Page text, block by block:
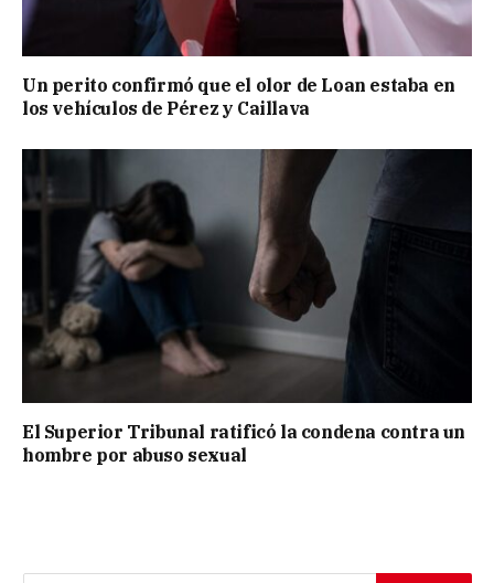
Un perito confirmó que el olor de Loan estaba en
los vehículos de Pérez y Caillava
El Superior Tribunal ratificó la condena contra un
hombre por abuso sexual